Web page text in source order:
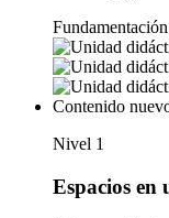
Contenido
Nivel 1
Espacios en